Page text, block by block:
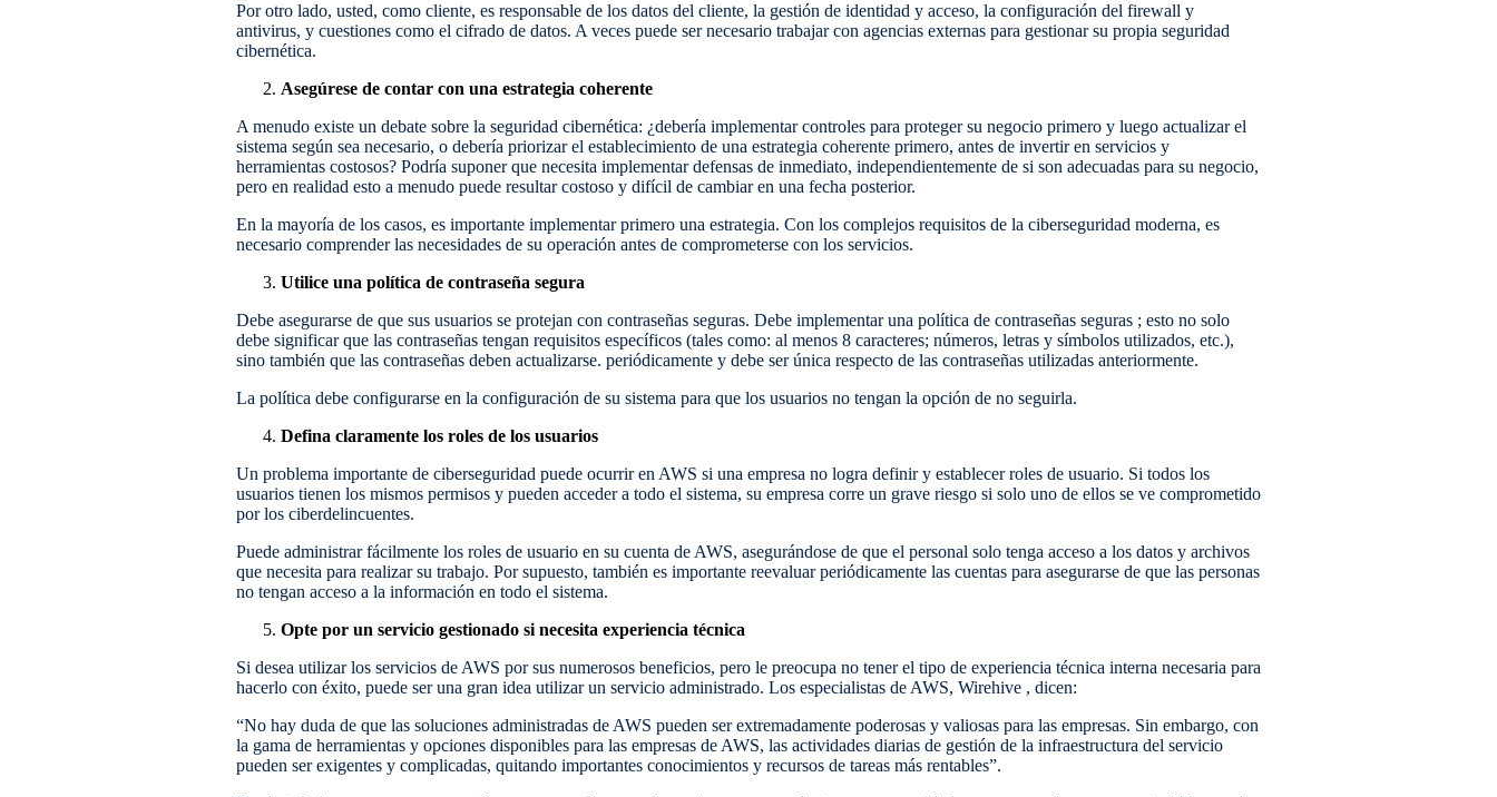
Por otro lado, usted, como cliente, es responsable de los datos del cliente, la gestión de identidad y acceso, la configuración del firewall y
antivirus, y cuestiones como el cifrado de datos. A veces puede ser necesario trabajar con agencias externas para gestionar su propia seguridad
cibernética.
Asegúrese de contar con una estrategia coherente
A menudo existe un debate sobre la seguridad cibernética: ¿debería implementar controles para proteger su negocio primero y luego actualizar el
sistema según sea necesario, o debería priorizar el establecimiento de una estrategia coherente primero, antes de invertir en servicios y
herramientas costosos? Podría suponer que necesita implementar defensas de inmediato, independientemente de si son adecuadas para su negocio,
pero en realidad esto a menudo puede resultar costoso y difícil de cambiar en una fecha posterior.
En la mayoría de los casos, es importante implementar primero una estrategia. Con los complejos requisitos de la ciberseguridad moderna, es
necesario comprender las necesidades de su operación antes de comprometerse con los servicios.
Utilice una política de contraseña segura
Debe asegurarse de que sus usuarios se protejan con contraseñas seguras. Debe implementar una política de contraseñas seguras ; esto no solo
debe significar que las contraseñas tengan requisitos específicos (tales como: al menos 8 caracteres; números, letras y símbolos utilizados, etc.),
sino también que las contraseñas deben actualizarse. periódicamente y debe ser única respecto de las contraseñas utilizadas anteriormente.
La política debe configurarse en la configuración de su sistema para que los usuarios no tengan la opción de no seguirla.
Defina claramente los roles de los usuarios
Un problema importante de ciberseguridad puede ocurrir en AWS si una empresa no logra definir y establecer roles de usuario. Si todos los
usuarios tienen los mismos permisos y pueden acceder a todo el sistema, su empresa corre un grave riesgo si solo uno de ellos se ve comprometido
por los ciberdelincuentes.
Puede administrar fácilmente los roles de usuario en su cuenta de AWS, asegurándose de que el personal solo tenga acceso a los datos y archivos
que necesita para realizar su trabajo. Por supuesto, también es importante reevaluar periódicamente las cuentas para asegurarse de que las personas
no tengan acceso a la información en todo el sistema.
Opte por un servicio gestionado si necesita experiencia técnica
Si desea utilizar los servicios de AWS por sus numerosos beneficios, pero le preocupa no tener el tipo de experiencia técnica interna necesaria para
hacerlo con éxito, puede ser una gran idea utilizar un servicio administrado. Los especialistas de AWS, Wirehive , dicen:
“No hay duda de que las soluciones administradas de AWS pueden ser extremadamente poderosas y valiosas para las empresas. Sin embargo, con
la gama de herramientas y opciones disponibles para las empresas de AWS, las actividades diarias de gestión de la infraestructura del servicio
pueden ser exigentes y complicadas, quitando importantes conocimientos y recursos de tareas más rentables”.